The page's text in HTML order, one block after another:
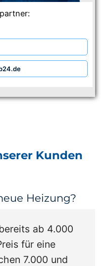
Kunden
Heizung?
ab 4.000
für eine
7.000 und